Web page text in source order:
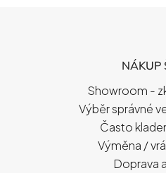
NÁKUP
Showroom -
Výběr správné
Často
Výměna /
Doprava